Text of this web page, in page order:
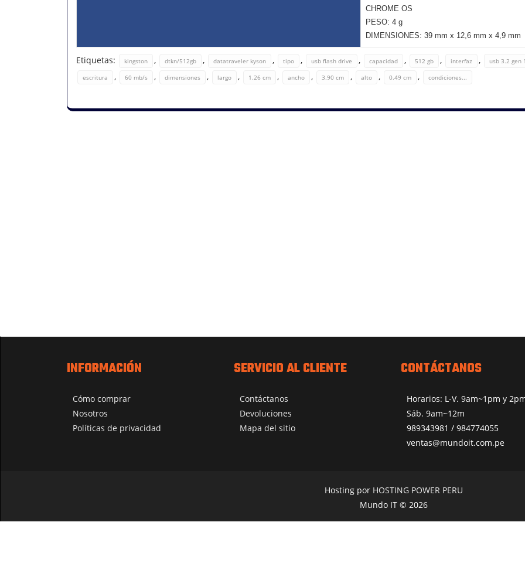
CHROME OS
PESO: 4 g
DIMENSIONES: 39 mm x 12,6 mm x 4,9 mm
Etiquetas: kingston , dtkn/512gb , datatraveler kyson , tipo , usb flash drive , capacidad , 512 gb , interfaz , usb 3.2 gen 1
escritura , 60 mb/s , dimensiones , largo , 1.26 cm , ancho , 3.90 cm , alto , 0.49 cm , condiciones...
INFORMACIÓN
Cómo comprar
Nosotros
Políticas de privacidad
SERVICIO AL CLIENTE
Contáctanos
Devoluciones
Mapa del sitio
CONTÁCTANOS
Horarios: L-V. 9am~1pm y
Sáb. 9am~12m
989343981 / 984774055
ventas@mundoit.com.pe
Hosting por HOSTING POWER PERU
Mundo IT © 2026